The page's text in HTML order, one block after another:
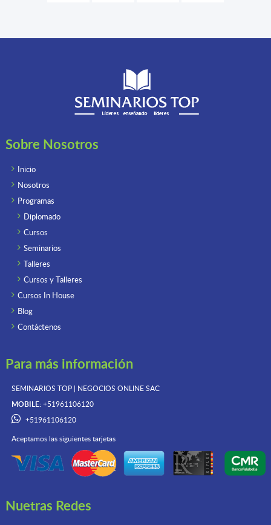
Sobre Nosotros
Inicio
Nosotros
Programas
Diplomado
Cursos
Seminarios
Talleres
Cursos y Talleres
Cursos In House
Blog
Contáctenos
Para más información
SEMINARIOS TOP | NEGOCIOS ONLINESAC
MOBILE:+51961106120
+51961106120
Aceptamos las siguientes tarjetas
Nuetras Redes